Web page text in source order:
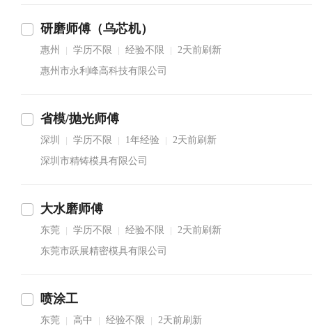
研磨师傅（乌芯机）
惠州 学历不限 经验不限
2天前刷新
惠州市永利峰高科技有限公司
省模/抛光师傅
深圳 学历不限 1年经验
2天前刷新
深圳市精铸模具有限公司
大水磨师傅
东莞 学历不限 经验不限
2天前刷新
东莞市跃展精密模具有限公司
喷涂工
东莞 高中 经验不限
2天前刷新